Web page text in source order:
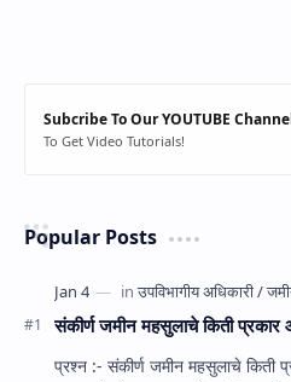
Subcribe To Our YOUTUBE
To Get Video Tutorials!
Popular Posts
संकीर्ण जमीन महसुलाचे किती
प्रश्‍न :- संकीर्ण जमीन महसुलाचे किती प्रकार आहेत?